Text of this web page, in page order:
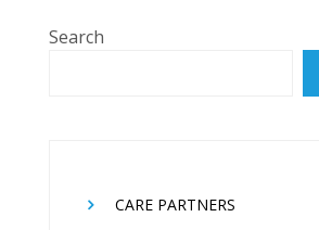
Search
CARE PARTNERS